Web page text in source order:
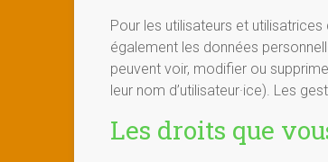
Pour les utilisateurs et
également les données
peuvent voir, modifier ou
leur nom d’utilisateur·ice). Les
Les droits que